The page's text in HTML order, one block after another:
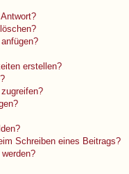
erstellen?
Schreiben eines Beitrags?